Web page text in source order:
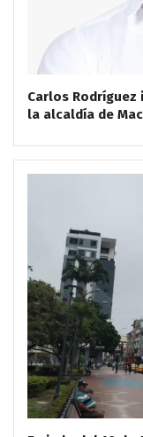
Carlos
la alcaldía de